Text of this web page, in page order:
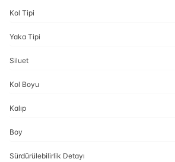
Kol Tipi
Yaka Tipi
Siluet
Kol Boyu
Kalıp
Boy
Sürdürülebilirlik Detayı